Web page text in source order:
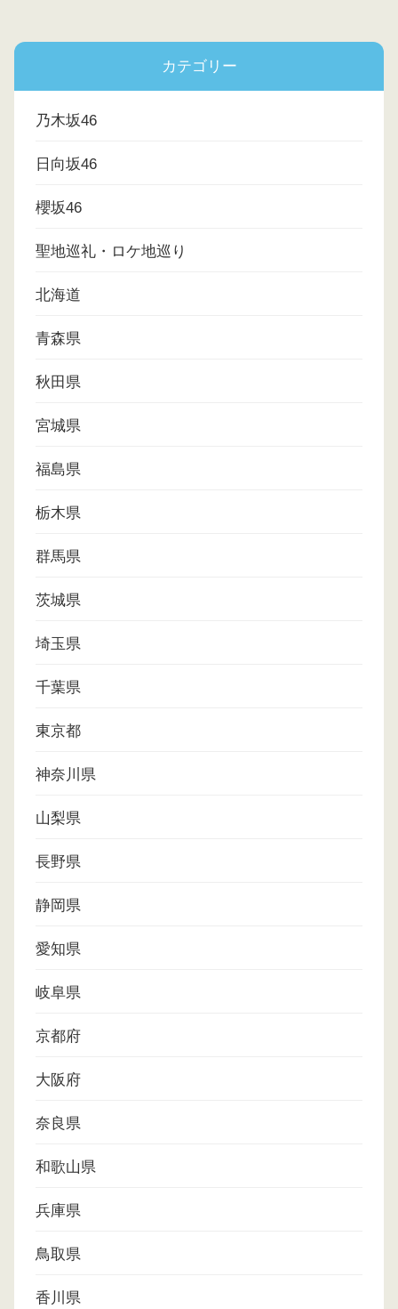
カテゴリー
乃木坂46
日向坂46
櫻坂46
聖地巡礼・ロケ地巡り
北海道
青森県
秋田県
宮城県
福島県
栃木県
群馬県
茨城県
埼玉県
千葉県
東京都
神奈川県
山梨県
長野県
静岡県
愛知県
岐阜県
京都府
大阪府
奈良県
和歌山県
兵庫県
鳥取県
香川県